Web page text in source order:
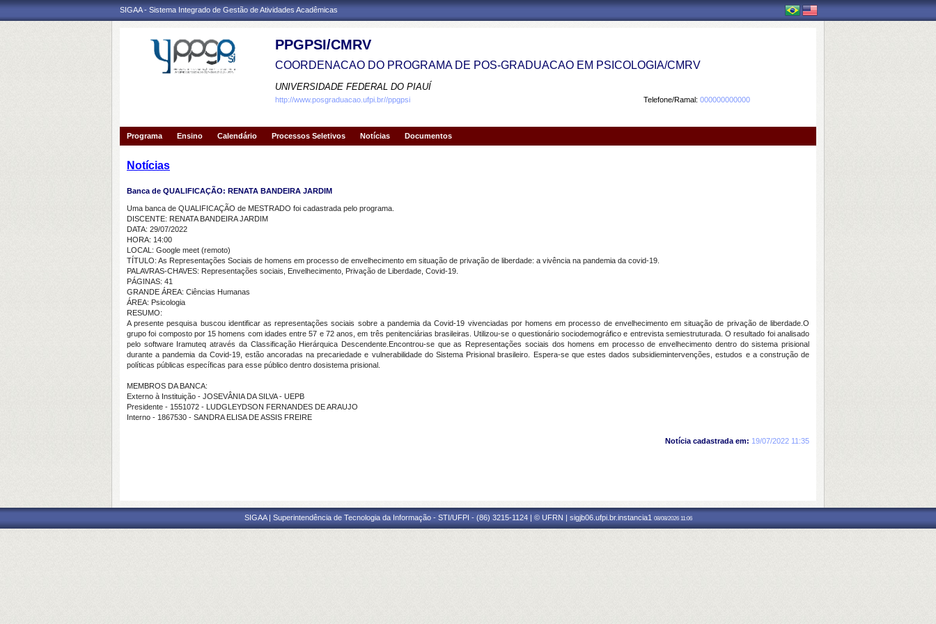
SIGAA - Sistema Integrado de Gestão de Atividades Acadêmicas
PPGPSI/CMRV
COORDENACAO DO PROGRAMA DE POS-GRADUACAO EM PSICOLOGIA/CMRV
UNIVERSIDADE FEDERAL DO PIAUÍ
Telefone/Ramal: 000000000000
http://www.posgraduacao.ufpi.br//ppgpsi
Programa Ensino Calendário Processos Seletivos Notícias Documentos
Notícias
Banca de QUALIFICAÇÃO: RENATA BANDEIRA JARDIM
Uma banca de QUALIFICAÇÃO de MESTRADO foi cadastrada pelo programa.
DISCENTE: RENATA BANDEIRA JARDIM
DATA: 29/07/2022
HORA: 14:00
LOCAL: Google meet (remoto)
TÍTULO: As Representações Sociais de homens em processo de envelhecimento em situação de privação de liberdade: a vivência na pandemia da covid-19.
PALAVRAS-CHAVES: Representações sociais, Envelhecimento, Privação de Liberdade, Covid-19.
PÁGINAS: 41
GRANDE ÁREA: Ciências Humanas
ÁREA: Psicologia
RESUMO:
A presente pesquisa buscou identificar as representações sociais sobre a pandemia da Covid-19 vivenciadas por homens em processo de envelhecimento em situação de privação de liberdade.O
grupo foi composto por 15 homens com idades entre 57 e 72 anos, em três penitenciárias brasileiras. Utilizou-se o questionário sociodemográfico e entrevista semiestruturada. O resultado foi analisado
pelo software Iramuteq através da Classificação Hierárquica Descendente.Encontrou-se que as Representações sociais dos homens em processo de envelhecimento dentro do sistema prisional
durante a pandemia da Covid-19, estão ancoradas na precariedade e vulnerabilidade do Sistema Prisional brasileiro. Espera-se que estes dados subsidiemintervenções, estudos e a construção de
políticas públicas específicas para esse público dentro dosistema prisional.
MEMBROS DA BANCA:
Externo à Instituição - JOSEVÂNIA DA SILVA - UEPB
Presidente - 1551072 - LUDGLEYDSON FERNANDES DE ARAUJO
Interno - 1867530 - SANDRA ELISA DE ASSIS FREIRE
Notícia cadastrada em: 19/07/2022 11:35
SIGAA | Superintendência de Tecnologia da Informação - STI/UFPI - (86) 3215-1124 | © UFRN | sigjb06.ufpi.br.instancia1 08/08/2026 11:06